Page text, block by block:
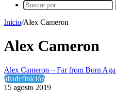
Inicio/Alex Cameron
Alex Cameron
Alex Cameron – Far from Born
altadefinición
15 agosto 2019